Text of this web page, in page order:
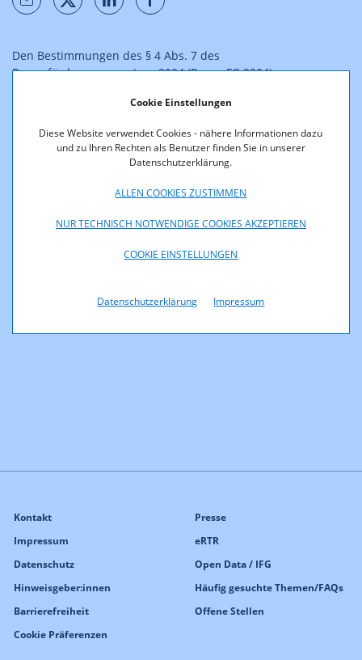
Cookie Einstellungen
Diese Website verwendet Cookies - nähere Informationen dazu
und zu Ihren Rechten als Benutzer finden Sie in unserer
Datenschutzerklärung.
ALLEN COOKIES ZUSTIMMEN
NUR TECHNISCH NOTWENDIGE COOKIES AKZEPTIEREN
COOKIE EINSTELLUNGEN
Datenschutzerklärung Impressum
Den Bestimmungen des § 4 Abs. 7 des
Presseförderungsgesetzes 2004 (PresseFG 2004)
der Förderung nach diesem Bundesgesetz. Die nach den
Tabellen geben Aufschluss über die den einzelnen
Förderungswerbern zuerkannten Beträge bzw. die einer
weiterverarbeitbaren Formaten (csv, xml, json) bzw. zum
Ergebnisse der Presseförderung 2010
Kontakt
Impressum
Datenschutz
Hinweisgeber:innen
Barrierefreiheit
Cookie Präferenzen
Presse
eRTR
Open Data / IFG
Häufig gesuchte Themen/FAQs
Offene Stellen